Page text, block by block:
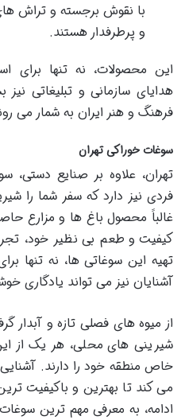
با نقوش برجسته و تراش
و پرطرفدار هستند.
این محصولات، نه تنها برای
هدایای سازمانی و تبلیغاتی
فرهنگ و هنر ایران به شمار می
سوغات خوراکی تهران
تهران، علاوه بر صنایع دستی،
فردی نیز دارد که سفر شما را
غالباً محصول باغ ها و مزارع
کیفیت و طعم بی نظیر خود،
تهیه این سوغاتی ها، نه تنها
آشنایان نیز می تواند یادگاری
از میوه های فصلی تازه و آبدار
شیرینی های محلی، هر یک از
خاص منطقه خود را دارند.
می کند تا بهترین و باکیفیت
ادامه، به معرفی مهم ترین